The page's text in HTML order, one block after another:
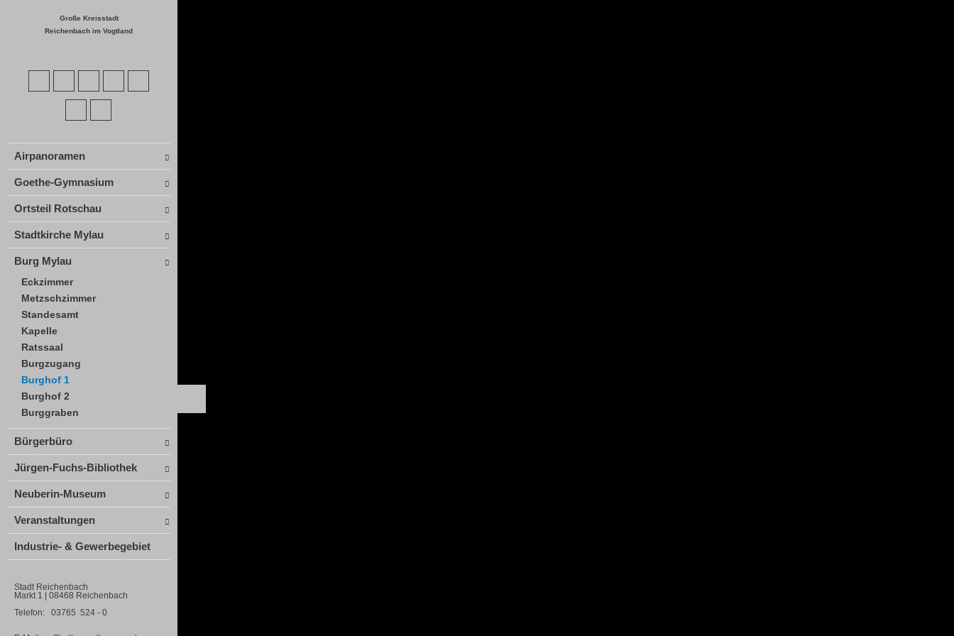
Große Kreisstadt
Reichenbach im Vogtland
Airpanoramen
Goethe-Gymnasium
Ortsteil Rotschau
Stadtkirche Mylau
Burg Mylau
Eckzimmer
Metzschzimmer
Standesamt
Kapelle
Ratssaal
Burgzugang
Burghof 1
Burghof 2
Burggraben
Bürgerbüro
Jürgen-Fuchs-Bibliothek
Neuberin-Museum
Veranstaltungen
Industrie- & Gewerbegebiet
Stadt Reichenbach
Markt 1 | 08468 Reichenbach
Telefon: 03765 524 - 0